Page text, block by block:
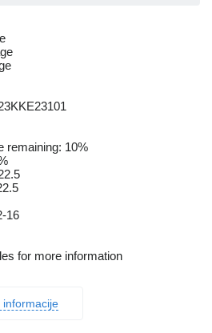
remaining: 10%
16
for more information